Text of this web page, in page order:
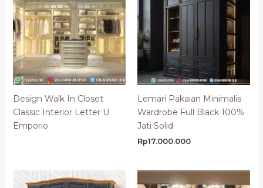
Design Walk In Closet
Classic Interior Letter U
Emporio
Lemari Pakaian Minimalis
Wardrobe Full Black 100%
Jati Solid
Rp17.000.000